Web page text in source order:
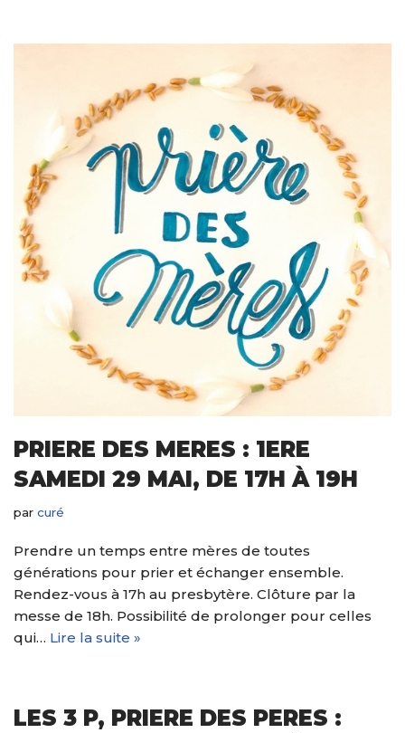
PRIERE DES MERES : 1ERE
SAMEDI 29 MAI, DE 17H À 19H
par curé
Prendre un temps entre mères de toutes
générations pour prier et échanger ensemble.
Rendez-vous à 17h au presbytère. Clôture par la
messe de 18h. Possibilité de prolonger pour celles
qui… Lire la suite »
LES 3 P, PRIERE DES PERES :